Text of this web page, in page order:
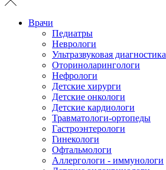
Врачи
Педиатры
Неврологи
Ультразвуковая диагностика
Оториноларингологи
Нефрологи
Детские хирурги
Детские онкологи
Детские кардиологи
Травматологи-ортопеды
Гастроэнтерологи
Гинекологи
Офтальмологи
Аллергологи - иммунологи